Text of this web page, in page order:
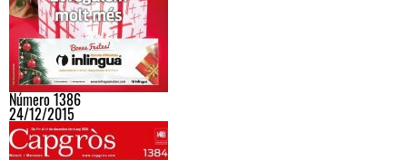
Número 1386
24/12/2015